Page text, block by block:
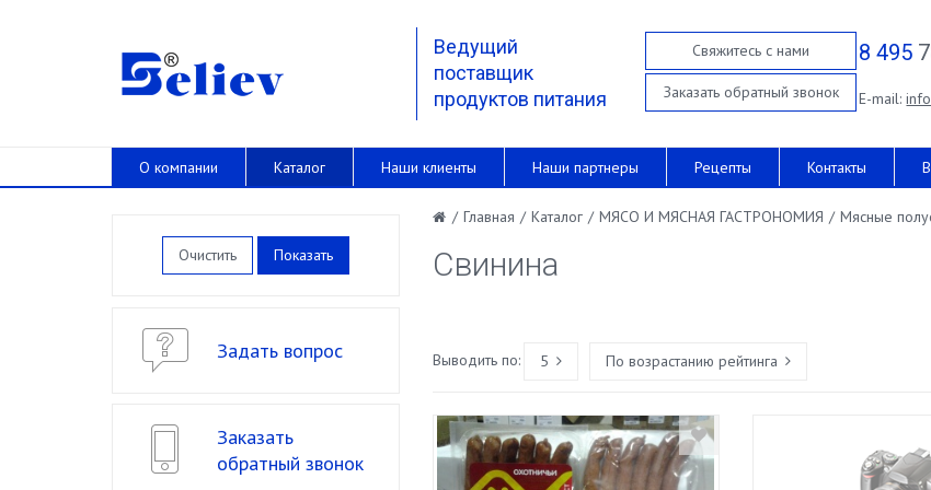
Ведущий
поставщик
продуктов питания
Свяжитесь с нами
Заказать обратный звонок
8 495
E-mail:
О компании Каталог Наши клиенты Наши партнеры Рецепты Контакты
/ Главная / Каталог / МЯСО И МЯСНАЯ ГАСТРОНОМИЯ / Мясные
Свинина
Выводить по: 5 По возрастанию рейтинга
Очистить
Задать вопрос
Заказать
обратный звонок